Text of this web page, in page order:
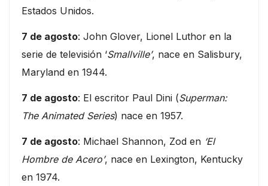
Estados Unidos.
7 de agosto: John Glover, Lionel Luthor en la
serie de televisión ‘Smallville’, nace en Salisbury,
Maryland en 1944.
7 de agosto: El escritor Paul Dini (Superman:
The Animated Series) nace en 1957.
7 de agosto: Michael Shannon, Zod en ‘El
Hombre de Acero’, nace en Lexington, Kentucky
en 1974.